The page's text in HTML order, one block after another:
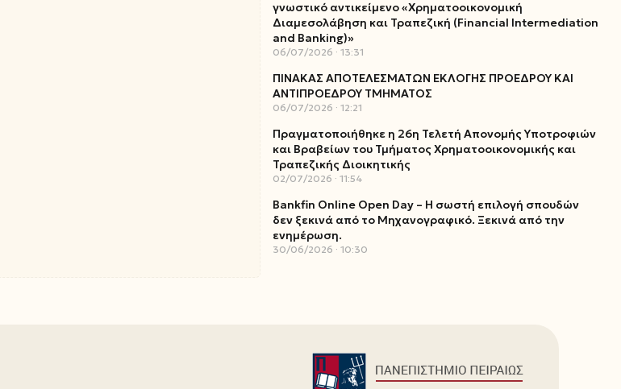
γνωστικό αντικείμενο «Χρηματοοικονομική
Διαμεσολάβηση και Τραπεζική (Financial Intermediation
and Banking)»
06/07/2026 13:31
ΠΙΝΑΚΑΣ ΑΠΟΤΕΛΕΣΜΑΤΩΝ ΕΚΛΟΓΗΣ ΠΡΟΕΔΡΟΥ ΚΑΙ
ΑΝΤΙΠΡΟΕΔΡΟΥ ΤΜΗΜΑΤΟΣ
06/07/2026 12:21
Πραγματοποιήθηκε η 26η Τελετή Απονομής Υποτροφιών
και Βραβείων του Τμήματος Χρηματοοικονομικής και
Τραπεζικής Διοικητικής
02/07/2026 11:54
Bankfin Online Open Day – Η σωστή επιλογή σπουδών
δεν ξεκινά από το Μηχανογραφικό. Ξεκινά από την
ενημέρωση.
30/06/2026 10:30